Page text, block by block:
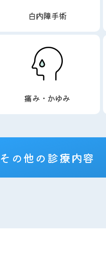
白内障手術
痛み・かゆみ
その他の診療内容